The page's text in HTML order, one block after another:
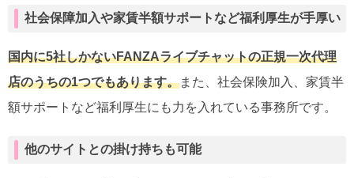
社会保障加入や家賃半額サポートなど福利厚生が手厚い
国内に5社しかないFANZAライブチャットの正規一次代理
店のうちの1つでもあります。また、社会保険加入、家賃半
額サポートなど福利厚生にも力を入れている事務所です。
他のサイトとの掛け持ちも可能